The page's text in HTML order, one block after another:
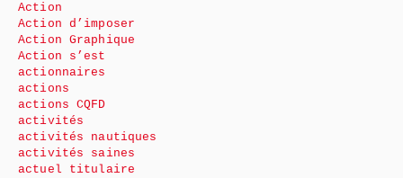
Action
Action d’imposer
Action Graphique
Action s’est
actionnaires
actions
actions CQFD
activités
activités nautiques
activités saines
actuel titulaire